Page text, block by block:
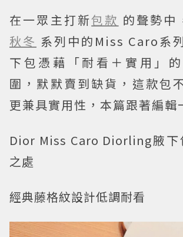
在一眾主打新包款 的聲勢中
秋冬 系列中的Miss Caro系
下包憑藉「耐看＋實用」
圍，默默賣到缺貨，這款包
更兼具實用性，本篇跟著編輯
Dior Miss Caro Diorling腋下
之處
經典藤格紋設計低調耐看